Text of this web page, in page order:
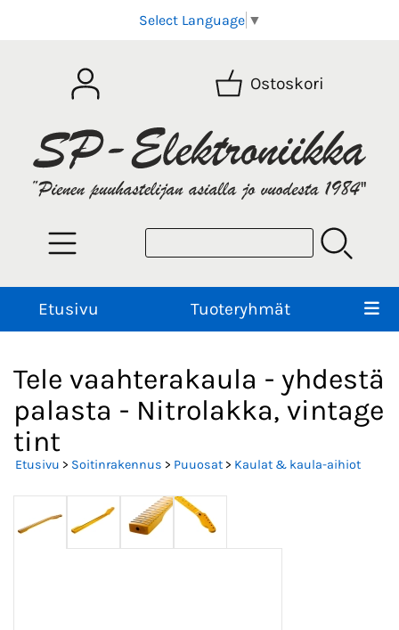
Select Language ▼
Ostoskori
Etusivu Tuoteryhmät
Tele vaahterakaula - yhdestä
palasta - Nitrolakka, vintage
tint
Etusivu > Soitinrakennus > Puuosat> Kaulat & kaula-aihiot